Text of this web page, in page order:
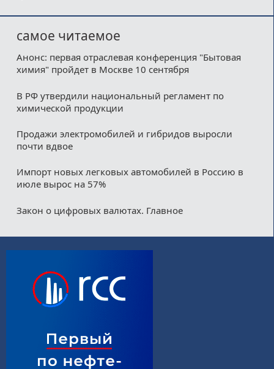
самое читаемое
Анонс: первая отраслевая конференция "Бытовая
химия" пройдет в Москве 10 сентября
В РФ утвердили национальный регламент по
химической продукции
Продажи электромобилей и гибридов выросли
почти вдвое
Импорт новых легковых автомобилей в Россию в
июле вырос на 57%
Закон о цифровых валютах. Главное